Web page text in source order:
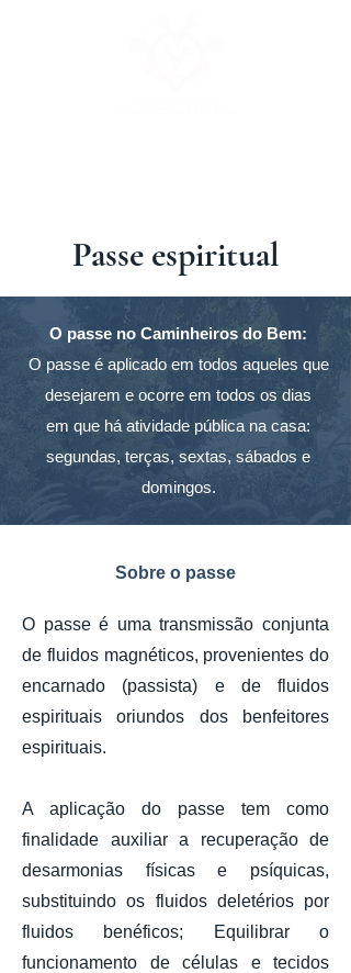
Passe espiritual
O passe no Caminheiros do Bem:
O passe é aplicado em todos aqueles que
desejarem e ocorre em todos os dias
em que há atividade pública na casa:
segundas, terças, sextas, sábados e
domingos.
Sobre o passe
O passe é uma transmissão conjunta
de fluidos magnéticos, provenientes do
encarnado (passista) e de fluidos
espirituais oriundos dos benfeitores
espirituais.
A aplicação do passe tem como
finalidade auxiliar a recuperação de
desarmonias físicas e psíquicas,
substituindo os fluidos deletérios por
fluidos benéficos; Equilibrar o
funcionamento de células e tecidos